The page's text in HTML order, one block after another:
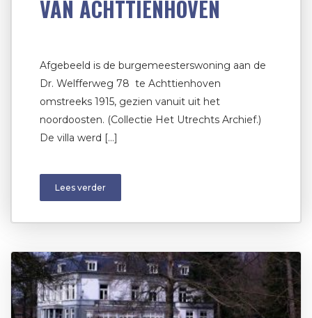
VAN ACHTTIENHOVEN
Afgebeeld is de burgemeesterswoning aan de
Dr. Welfferweg 78 te Achttienhoven
omstreeks 1915, gezien vanuit uit het
noordoosten. (Collectie Het Utrechts Archief.)
De villa werd […]
Lees verder